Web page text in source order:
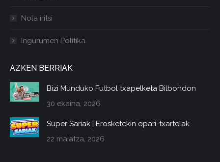
Nola iritsi
Ingurumen Politika
AZKEN BERRIAK
Bizi Munduko Futbol txapelketa Bilbondon
30 ekaina, 2026
Super Sariak | Erosketekin opari-txartelak
22 maiatza, 2026